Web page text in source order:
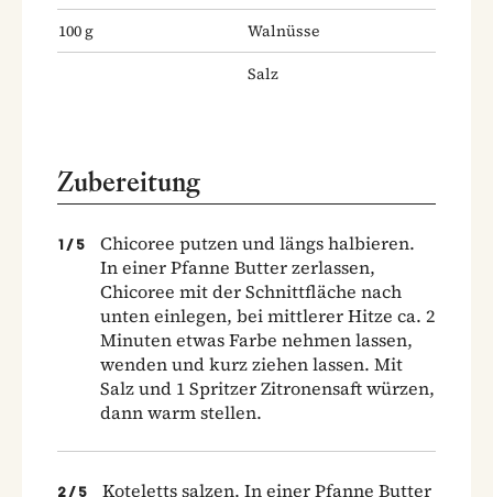
100g
Walnüsse
Salz
Zubereitung
1 / 5
Chicoree putzen und längs halbieren.
In einer Pfanne Butter zerlassen,
Chicoree mit der Schnittfläche nach
unten einlegen, bei mittlerer Hitze ca. 2
Minuten etwas Farbe nehmen lassen,
wenden und kurz ziehen lassen. Mit
Salz und 1 Spritzer Zitronensaft würzen,
dann warm stellen.
2 / 5 Koteletts salzen. In einer Pfanne Butter